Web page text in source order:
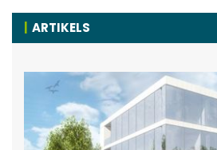
ARTIKELS